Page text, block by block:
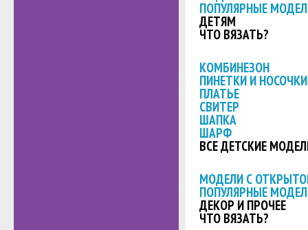
ПОПУЛЯРНЫЕ
ДЕТЯМ
ЧТО ВЯЗАТЬ?
КОМБИНЕЗОН
ПИНЕТКИ И НОСОЧКИ
ПЛАТЬЕ
СВИТЕР
ШАПКА
ШАРФ
ВСЕ ДЕТСКИЕ
МОДЕЛИ С
ПОПУЛЯРНЫЕ
ДЕКОР И ПРОЧЕЕ
ЧТО ВЯЗАТЬ?